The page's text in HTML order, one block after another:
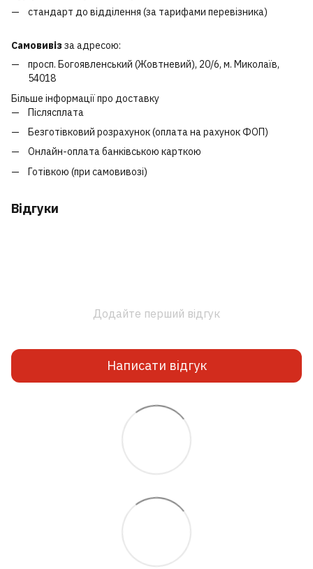
стандарт до відділення (за тарифами перевізника)
Самовивізза адресою:
просп. Богоявленський (Жовтневий), 20/6, м. Миколаїв,
54018
Більше інформації про доставку
Післясплата
Безготівковий розрахунок (оплата на рахунок ФОП)
Онлайн-оплата банківською карткою
Готівкою (при самовивозі)
Відгуки
Додайте перший відгук
Написати відгук